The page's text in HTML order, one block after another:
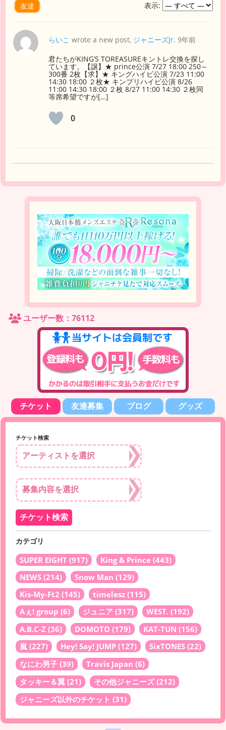
友達
表示:
らいこ wrote a new post, ジャニーズJr. 9年前
君たちがKING’S TOREASUREキントレ交換を探し
ています。【譲】★ prince公演 7/27 18:00 250～
300番 2枚【求】★ キングハイビ公演 7/23 11:00
14:30 18:00 ２枚★ キンプリハイビ公演 8/26
11:00 14:30 18:00 ２枚 8/27 11:00 14:30 ２枚同
等席希望ですが[…]
0
ユーザー数：76112
チケット 友達募集 ブログ グッズ
チケット検索
カテゴリ
SUPER EIGHT (917) King & Prince (443)
NEWS (214) Snow Man (129)
Kis-My-Ft2 (145) timelesz (115)
Aぇ! group (6) ジュニア (317) WEST. (192)
A.B.C-Z (36) DOMOTO (179) KAT-TUN (156)
嵐 (227) Hey! Say! JUMP (127) SixTONES (22)
なにわ男子 (39) Travis Japan (6)
タッキー＆翼 (21) その他ジャニーズ(212)
ジャニーズ以外のチケット (31)